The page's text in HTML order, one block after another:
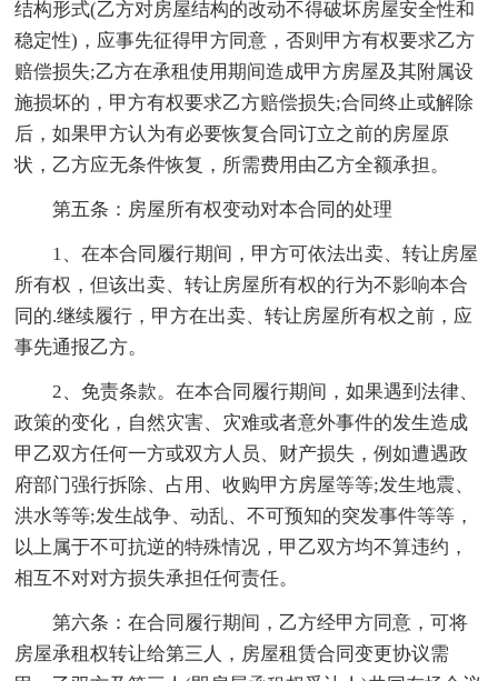
结构形式(乙方对房屋结构的改动不得破坏房屋安全性和
稳定性)，应事先征得甲方同意，否则甲方有权要求乙方
赔偿损失;乙方在承租使用期间造成甲方房屋及其附属设
施损坏的，甲方有权要求乙方赔偿损失;合同终止或解除
后，如果甲方认为有必要恢复合同订立之前的房屋原
状，乙方应无条件恢复，所需费用由乙方全额承担。
第五条：房屋所有权变动对本合同的处理
1、在本合同履行期间，甲方可依法出卖、转让房屋
所有权，但该出卖、转让房屋所有权的行为不影响本合
同的.继续履行，甲方在出卖、转让房屋所有权之前，应
事先通报乙方。
2、免责条款。在本合同履行期间，如果遇到法律、
政策的变化，自然灾害、灾难或者意外事件的发生造成
甲乙双方任何一方或双方人员、财产损失，例如遭遇政
府部门强行拆除、占用、收购甲方房屋等等;发生地震、
洪水等等;发生战争、动乱、不可预知的突发事件等等，
以上属于不可抗逆的特殊情况，甲乙双方均不算违约，
相互不对对方损失承担任何责任。
第六条：在合同履行期间，乙方经甲方同意，可将
房屋承租权转让给第三人，房屋租赁合同变更协议需